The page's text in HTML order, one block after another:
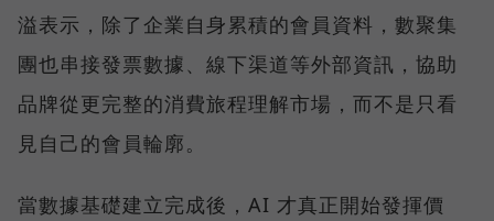
溢表示，除了企業自身累積的會員資料，數聚集
團也串接發票數據、線下渠道等外部資訊，協助
品牌從更完整的消費旅程理解市場，而不是只看
見自己的會員輪廓。
當數據基礎建立完成後，AI 才真正開始發揮價